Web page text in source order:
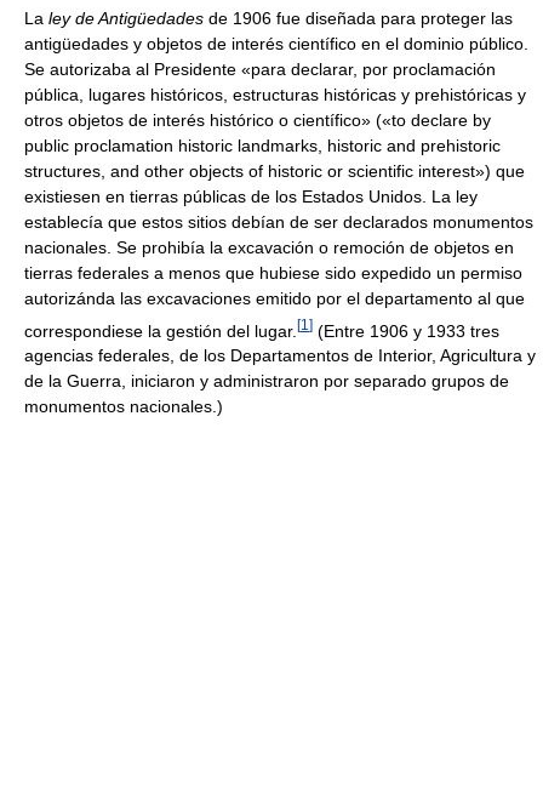
La ley de Antigüedades de 1906 fue diseñada para proteger las
antigüedades y objetos de interés científico en el dominio público.
Se autorizaba al Presidente «para declarar, por proclamación
pública, lugares históricos, estructuras históricas y prehistóricas y
otros objetos de interés histórico o científico» («to declare by
public proclamation historic landmarks, historic and prehistoric
structures, and other objects of historic or scientific interest») que
existiesen en tierras públicas de los Estados Unidos. La ley
establecía que estos sitios debían de ser declarados monumentos
nacionales. Se prohibía la excavación o remoción de objetos en
tierras federales a menos que hubiese sido expedido un permiso
autorizánda las excavaciones emitido por el departamento al que
correspondiese la gestión del lugar. [1 ] (Entre 1906 y 1933 tres
agencias federales, de los Departamentos de Interior, Agricultura y
de la Guerra, iniciaron y administraron por separado grupos de
monumentos nacionales.)